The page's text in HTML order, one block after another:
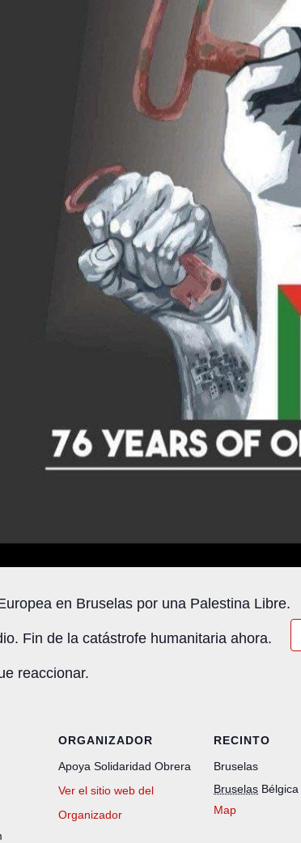
en Bruselas por una Palestina Libre.
Fin de la catástrofe humanitaria ahora.
reaccionar.
ORGANIZADOR
Apoya Solidaridad Obrera
Ver el sitio web del
Organizador
RECINTO
Bruselas
Bruselas Bélgica
Map